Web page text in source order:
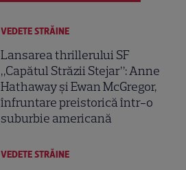
VEDETE STRĂINE
Lansarea thrillerului SF
„Capătul Străzii Stejar”: Anne
Hathaway și Ewan McGregor,
înfruntare preistorică într-o
suburbie americană
VEDETE STRĂINE